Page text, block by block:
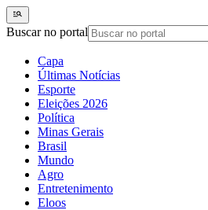
Buscar no portal
Capa
Últimas Notícias
Esporte
Eleições 2026
Política
Minas Gerais
Brasil
Mundo
Agro
Entretenimento
Eloos